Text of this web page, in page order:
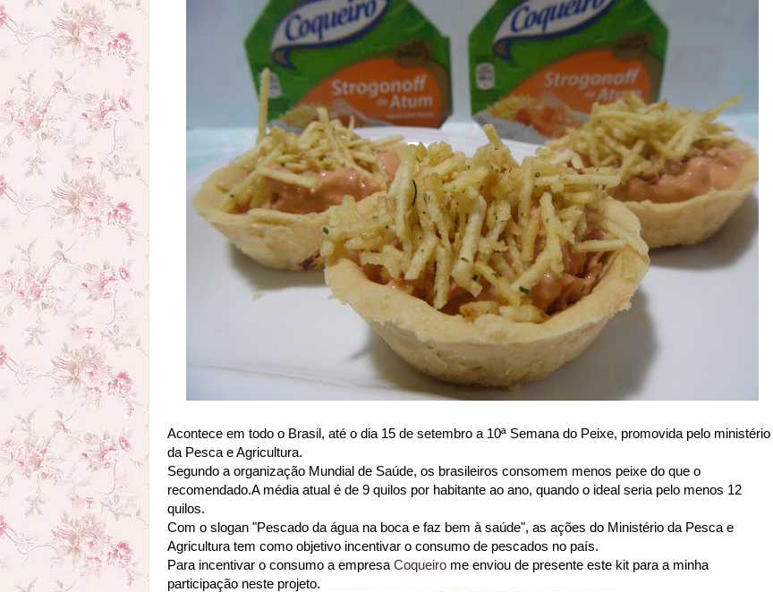
Acontece em todo o Brasil, até o dia 15 de setembro a 10ª Semana do Peixe, promovida pelo ministério
da Pesca e Agricultura.
Segundo a organização Mundial de Saúde, os brasileiros consomem menos peixe do que o
recomendado.A média atual é de 9 quilos por habitante ao ano, quando o ideal seria pelo menos 12
quilos.
Com o slogan "Pescado da água na boca e faz bem à saúde", as ações do Ministério da Pesca e
Agricultura tem como objetivo incentivar o consumo de pescados no país.
Para incentivar o consumo a empresa Coqueiro me enviou de presente este kit para a minha
participação neste projeto.